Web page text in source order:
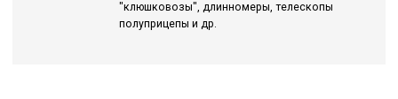
"клюшковозы", длинномеры, телескопы
полуприцепы и др.